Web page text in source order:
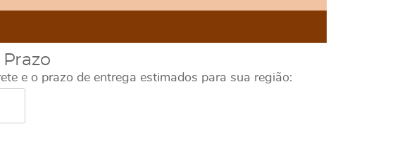
Prazo
e o prazo de entrega estimados para sua região: